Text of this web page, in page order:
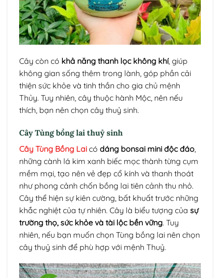
Cây còn có khả năng thanh lọc không khí, giúp
không gian sống thêm trong lành, góp phần cải
thiện sức khỏe và tinh thần cho gia chủ mệnh
Thủy. Tuy nhiên, cây thuộc hành Mộc, nên nếu
thích, bạn nên chọn cây thuỷ sinh.
Cây Tùng bồng lai thuỷ sinh
Cây Tùng Bồng Lai có dáng bonsai mini độc đáo
những cành lá kim xanh biếc mọc thành từng cụm
mềm mại, tạo nên vẻ đẹp cổ kính và thanh thoát
như phong cảnh chốn bồng lai tiên cảnh thu nhỏ.
Cây thể hiện sự kiên cường, bất khuất trước những
khắc nghiệt của tự nhiên. Cây là biểu tượng của sự
trường thọ, sức khỏe và tài lộc bền vững. Tuy
nhiên, nếu bạn muốn chọn Tùng bồng lai nên chọn
cây thuỷ sinh để phù hợp với mệnh Thuỷ.